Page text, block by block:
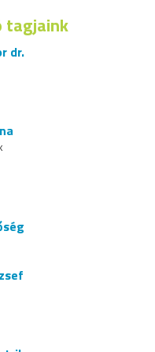
tagjaink
dr.